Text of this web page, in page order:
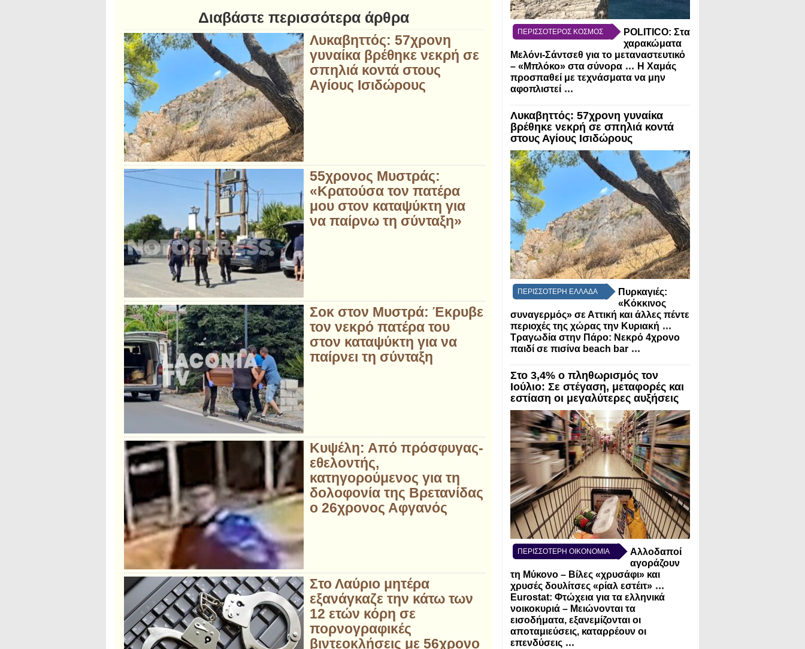
ΠΕΡΙΣΣΟΤΕΡΟΣ ΚΟΣΜΟΣ
POLITICO: Στα
χαρακώματα
Μελόνι-Σάντσεθ για το μεταναστευτικό
– «Μπλόκο» στα σύνορα ... Η Χαμάς
προσπαθεί με τεχνάσματα να μην
αφοπλιστεί ...
Λυκαβηττός: 57χρονη γυναίκα
βρέθηκε νεκρή σε σπηλιά κοντά
στους Αγίους Ισιδώρους
ΠΕΡΙΣΣΟΤΕΡΗ ΕΛΛΑΔΑ
Πυρκαγιές:
«Κόκκινος
συναγερμός» σε Αττική και άλλες πέντε
περιοχές της χώρας την Κυριακή ...
Τραγωδία στην Πάρο: Νεκρό 4χρονο
παιδί σε πισίνα beach bar ...
Στο 3,4% ο πληθωρισμός τον
Ιούλιο: Σε στέγαση, μεταφορές και
εστίαση οι μεγαλύτερες αυξήσεις
ΠΕΡΙΣΣΟΤΕΡΗ ΟΙΚΟΝΟΜΙΑ
Αλλοδαποί
αγοράζουν
τη Μύκονο – Βίλες «χρυσάφι» και
χρυσές δουλίτσες «ρίαλ εστέιτ» ...
Eurostat: Φτώχεια για τα ελληνικά
νοικοκυριά – Μειώνονται τα
εισοδήματα, εξανεμίζονται οι
αποταμιεύσεις, καταρρέουν οι
επενδύσεις ...
Διαβάστε περισσότερα άρθρα
Λυκαβηττός: 57χρονη
γυναίκα βρέθηκε νεκρή σε
σπηλιά κοντά στους
Αγίους Ισιδώρους
55χρονος Μυστράς:
«Κρατούσα τον πατέρα
μου στον καταψύκτη για
να παίρνω τη σύνταξη»
Σοκ στον Μυστρά: Έκρυβε
τον νεκρό πατέρα του
στον καταψύκτη για να
παίρνει τη σύνταξη
Κυψέλη: Από πρόσφυγας-
εθελοντής,
κατηγορούμενος για τη
δολοφονία της Βρετανίδας
ο 26χρονος Αφγανός
Στο Λαύριο μητέρα
εξανάγκαζε την κάτω των
12 ετών κόρη σε
πορνογραφικές
βιντεοκλήσεις με 56χρονο